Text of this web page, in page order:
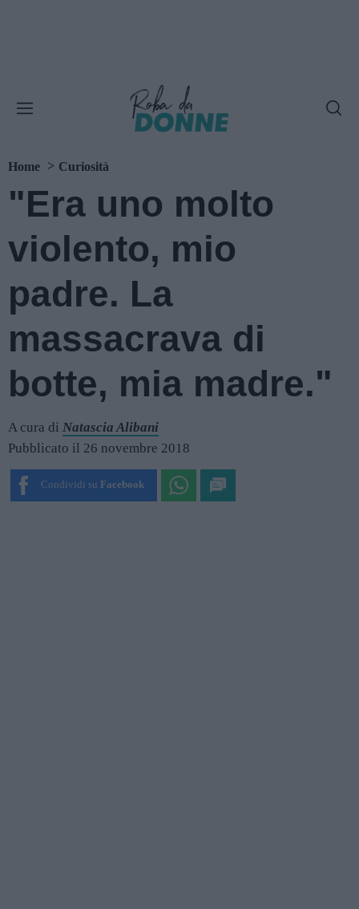
Home Curiosità
"Era uno molto
violento, mio
padre. La
massacrava di
botte, mia madre."
A cura di Natascia Alibani
Pubblicato il 26 novembre 2018
Condividi su Facebook